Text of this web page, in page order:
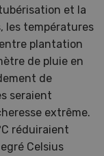
et la
les températures
plantation
de pluie en
de
seraient
extrême.
réduiraient
Celsius